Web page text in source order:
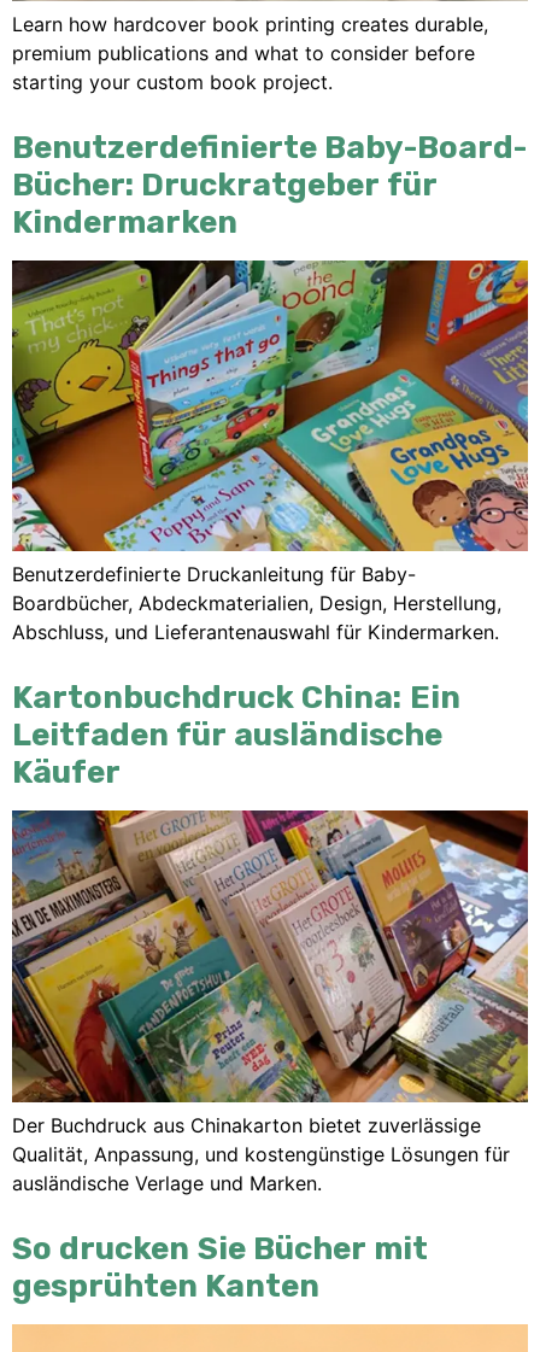
Learn how hardcover book printing creates durable,
premium publications and what to consider before
starting your custom book project.
Benutzerdefinierte Baby-Board-
Bücher: Druckratgeber für
Kindermarken
Benutzerdefinierte Druckanleitung für Baby-
Boardbücher, Abdeckmaterialien, Design, Herstellung,
Abschluss, und Lieferantenauswahl für Kindermarken.
Kartonbuchdruck China: Ein
Leitfaden für ausländische
Käufer
Der Buchdruck aus Chinakarton bietet zuverlässige
Qualität, Anpassung, und kostengünstige Lösungen für
ausländische Verlage und Marken.
So drucken Sie Bücher mit
gesprühten Kanten